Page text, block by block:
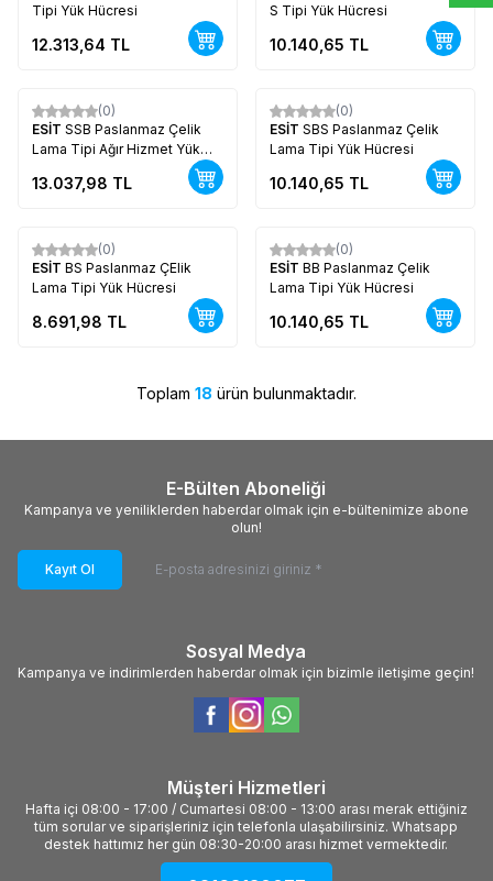
Tipi Yük Hücresi
12.313,64 TL
S Tipi Yük Hücresi
10.140,65 TL
Yeni
(0)
ESİT SSB Paslanmaz Çelik
Lama Tipi Ağır Hizmet Yük
13.037,98 TL
Yeni
(0)
ESİT SBS Paslanmaz Çelik
Lama Tipi Yük Hücresi
10.140,65 TL
Yeni
(0)
ESİT BS Paslanmaz ÇElik
Lama Tipi Yük Hücresi
8.691,98 TL
Yeni
(0)
ESİT BB Paslanmaz Çelik
Lama Tipi Yük Hücresi
10.140,65 TL
Toplam 18 ürün bulunmaktadır.
E-Bülten Aboneliği
Kampanya ve yeniliklerden haberdar olmak için e-bültenimize abone
olun!
Kayıt Ol
Sosyal Medya
Kampanya ve indirimlerden haberdar olmak için bizimle iletişime geçin!
Müşteri Hizmetleri
Hafta içi 08:00 - 17:00 / Cumartesi 08:00 - 13:00 arası merak ettiğiniz
tüm sorular ve siparişleriniz için telefonla ulaşabilirsiniz. Whatsapp
destek hattımız her gün 08:30-20:00 arası hizmet vermektedir.